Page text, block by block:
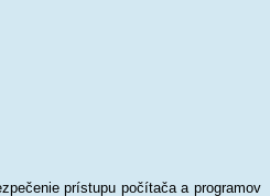
prístupu počítača a programov